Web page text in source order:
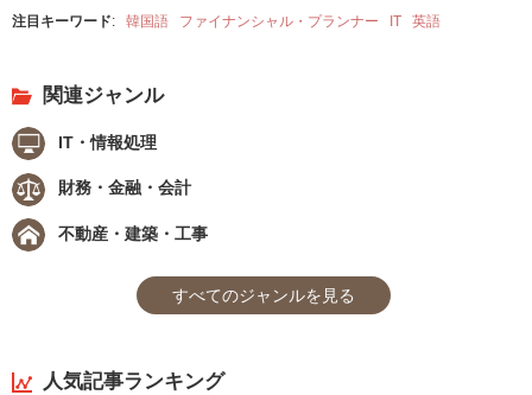
注目キーワード: 韓国語 ファイナンシャル・プランナー IT 英語
関連ジャンル
IT・情報処理
財務・金融・会計
不動産・建築・工事
すべてのジャンルを見る
人気記事ランキング